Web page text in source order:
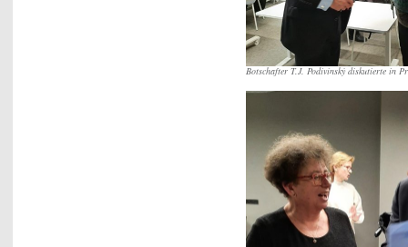
Botschafter T.J. Podivínský diskutierte in